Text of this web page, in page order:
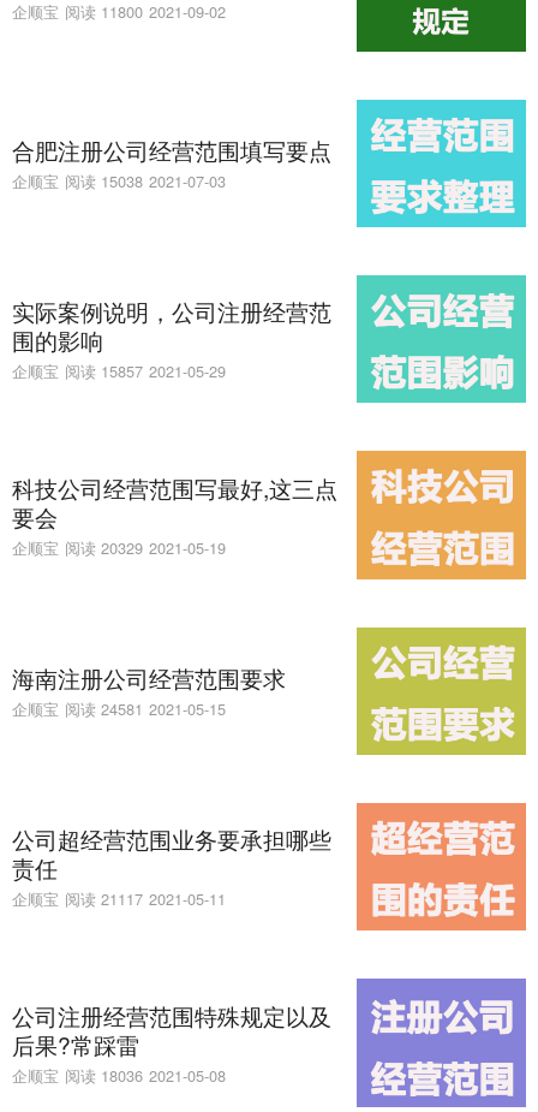
企顺宝 阅读 11800 2021-09-02
合肥注册公司经营范围填写要点
企顺宝 阅读 15038 2021-07-03
实际案例说明，公司注册经营范
围的影响
企顺宝 阅读 15857 2021-05-29
科技公司经营范围写最好,这三点
要会
企顺宝 阅读 20329 2021-05-19
海南注册公司经营范围要求
企顺宝 阅读 24581 2021-05-15
公司超经营范围业务要承担哪些
责任
企顺宝 阅读 21117 2021-05-11
公司注册经营范围特殊规定以及
后果?常踩雷
企顺宝 阅读 18036 2021-05-08